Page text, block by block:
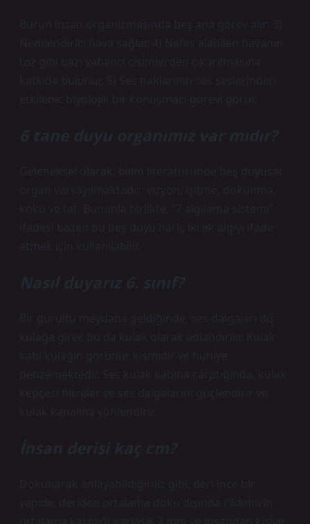
Burun insan organizmasında beş ana görev alır: 3)
Nemlendirici hava sağlar, 4) Nefes alabilen havanın
toz gibi bazı yabancı cisimlerden çıkarılmasına
katkıda bulunur, 5) Ses haklarının ses seslerinden
etkilenir. biyolojik bir konuşmacı görevi görür.
6 tane duyu organımız var mıdır?
Geleneksel olarak, bilim literatüründe beş duyusal
organ varsayılmaktadır: vizyon, işitme, dokunma,
koku ve tat. Bununla birlikte, “7 algılama sistemi”
ifadesi bazen bu beş duyu hariç iki ek algıyı ifade
etmek için kullanılabilir.
Nasıl duyarız 6. sınıf?
Bir gürültü meydana geldiğinde, ses dalgaları dış
kulağa girer, bu da kulak olarak adlandırılır. Kulak
kabı kulağın görünür kısmıdır ve huniye
benzemektedir. Ses kulak kabına çarptığında, kulak
kepçesi filtreler ve ses dalgalarını güçlendirir ve
kulak kanalına yönlendirir.
İnsan derisi kaç cm?
Dokunarak anlayabildiğimiz gibi, deri ince bir
yapıdır, deriden ortalama doku dışında cildimizin